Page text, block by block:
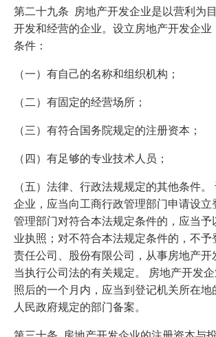
第二十九条 房地产开发企业是以营利为
开发和经营的企业。设立房地产开发企业
条件：
（一）有自己的名称和组织机构；
（二）有固定的经营场所；
（三）有符合国务院规定的注册资本；
（四）有足够的专业技术人员；
（五）法律、行政法规规定的其他条件
企业，应当向工商行政管理部门申请设立
管理部门对符合本法规定条件的，应当
业执照；对不符合本法规定条件的，不予
责任公司、股份有限公司，从事房地产
当执行公司法的有关规定。 房地产开发
照后的一个月内，应当到登记机关所在
人民政府规定的部门备案。